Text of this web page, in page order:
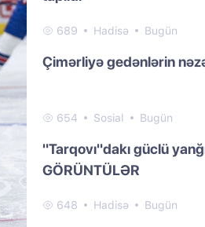
689 Hadisə Bugün
Çimərliyə gedənlərin
654 Sosial Bugün
"Tarqovı"dakı güclü
GÖRÜNTÜLƏR
648 Hadisə Bugün